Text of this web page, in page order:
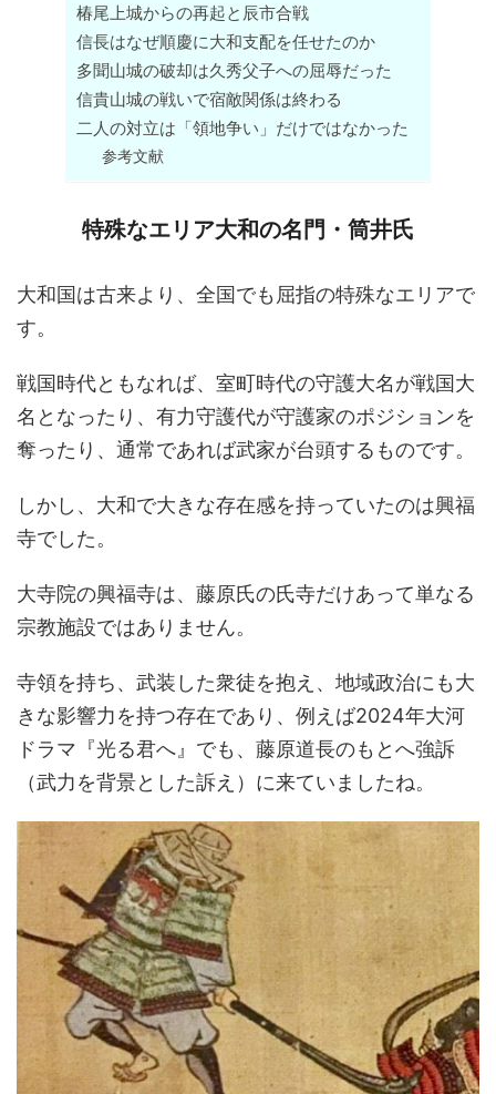
椿尾上城からの再起と辰市合戦
信長はなぜ順慶に大和支配を任せたのか
多聞山城の破却は久秀父子への屈辱だった
信貴山城の戦いで宿敵関係は終わる
二人の対立は「領地争い」だけではなかった
参考文献
特殊なエリア大和の名門・筒井氏
大和国は古来より、全国でも屈指の特殊なエリアで
す。
戦国時代ともなれば、室町時代の守護大名が戦国大
名となったり、有力守護代が守護家のポジションを
奪ったり、通常であれば武家が台頭するものです。
しかし、大和で大きな存在感を持っていたのは興福
寺でした。
大寺院の興福寺は、藤原氏の氏寺だけあって単なる
宗教施設ではありません。
寺領を持ち、武装した衆徒を抱え、地域政治にも大
きな影響力を持つ存在であり、例えば2024年大河
ドラマ『光る君へ』でも、藤原道長のもとへ強訴
（武力を背景とした訴え）に来ていましたね。